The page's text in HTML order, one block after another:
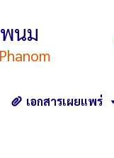
นม
เอกสารเผยแพร่